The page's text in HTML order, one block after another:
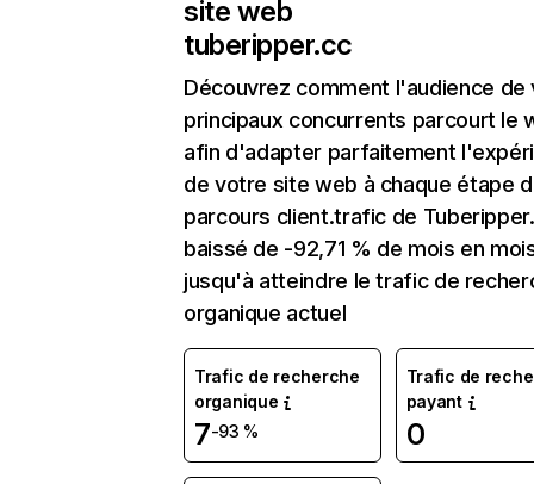
site web
tuberipper.cc
Découvrez comment l'audience de
principaux concurrents parcourt le
afin d'adapter parfaitement
de votre site web à chaque étape
parcours client.trafic de
baissé de -92,71 % de mois en
jusqu'à atteindre le trafic de
organique actuel
Trafic de recherche
organique
7-93 %
Trafic de
payant
0